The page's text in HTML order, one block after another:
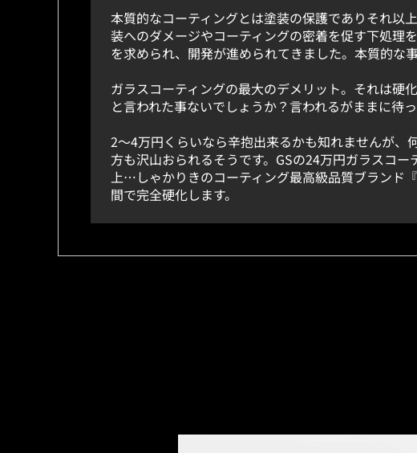
本質的なコーティングとは塗装の保護でありそれ以
装へのダメージやコーティングの密着を促す下処理
を求められ、開発が進められてきました。本質的な
ガラスコーティングの最大のデメリット。それは硬
と言われた事ないでしょうか？言われるがままに待
2〜4万円くらいなら辛抱出来るかも知れませんが、
方も沢山おられるそうです。GSの24万円ガラスコ
上…しゃかりきのコーティング最高級品質ブランド
間で完全硬化します。